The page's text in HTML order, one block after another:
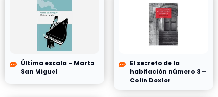
Última escala – Marta
San Miguel
El secreto de la
habitación número 3 –
Colin Dexter